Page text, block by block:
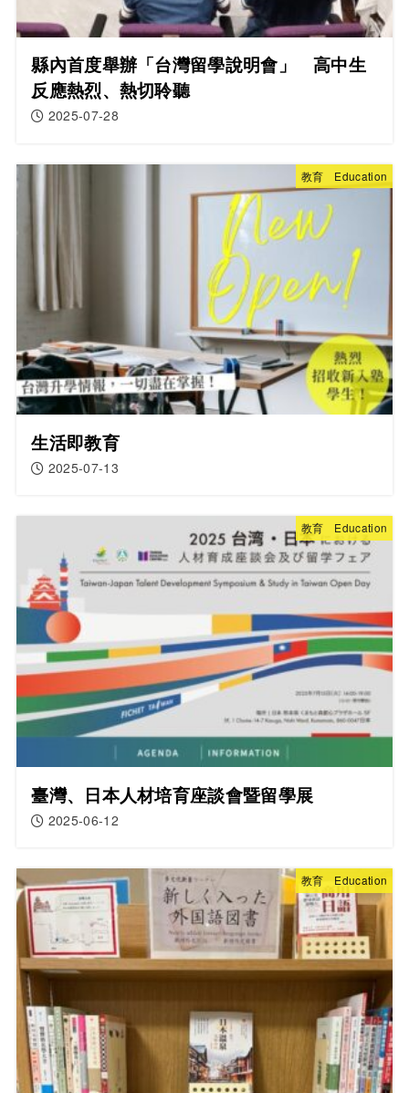
縣內首度舉辦「台灣留學說明會」 高中生
反應熱烈、熱切聆聽
2025-07-28
教育 Education
生活即教育
2025-07-13
教育 Education
臺灣、日本人材培育座談會暨留學展
2025-06-12
教育 Education